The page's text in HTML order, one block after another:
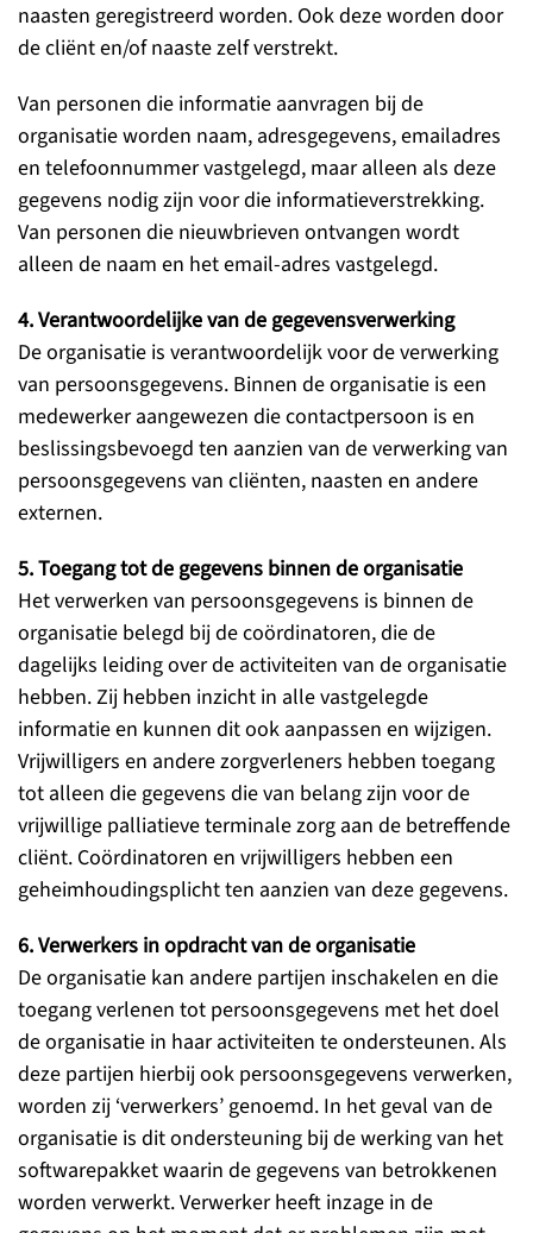
naasten geregistreerd worden. Ook deze worden door
de cliënt en/of naaste zelf verstrekt.
Van personen die informatie aanvragen bij de
organisatie worden naam, adresgegevens, emailadres
en telefoonnummer vastgelegd, maar alleen als deze
gegevens nodig zijn voor die informatieverstrekking.
Van personen die nieuwbrieven ontvangen wordt
alleen de naam en het email-adres vastgelegd.
4. Verantwoordelijke van de gegevensverwerking
De organisatie is verantwoordelijk voor de verwerking
van persoonsgegevens. Binnen de organisatie is een
medewerker aangewezen die contactpersoon is en
beslissingsbevoegd ten aanzien van de verwerking van
persoonsgegevens van cliënten, naasten en andere
externen.
5. Toegang tot de gegevens binnen de organisatie
Het verwerken van persoonsgegevens is binnen de
organisatie belegd bij de coördinatoren, die de
dagelijks leiding over de activiteiten van de organisatie
hebben. Zij hebben inzicht in alle vastgelegde
informatie en kunnen dit ook aanpassen en wijzigen.
Vrijwilligers en andere zorgverleners hebben toegang
tot alleen die gegevens die van belang zijn voor de
vrijwillige palliatieve terminale zorg aan de betreffende
cliënt. Coördinatoren en vrijwilligers hebben een
geheimhoudingsplicht ten aanzien van deze gegevens.
6. Verwerkers in opdracht van de organisatie
De organisatie kan andere partijen inschakelen en die
toegang verlenen tot persoonsgegevens met het doel
de organisatie in haar activiteiten te ondersteunen. Als
deze partijen hierbij ook persoonsgegevens verwerken,
worden zij ‘verwerkers’ genoemd. In het geval van de
organisatie is dit ondersteuning bij de werking van het
softwarepakket waarin de gegevens van betrokkenen
worden verwerkt. Verwerker heeft inzage in de